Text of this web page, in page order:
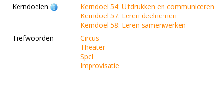
Kerndoelen
Kerndoel 54: Uitdrukken en communiceren
Kerndoel 57: Leren deelnemen
Kerndoel 58: Leren samenwerken
Trefwoorden
Circus
Theater
Spel
Improvisatie